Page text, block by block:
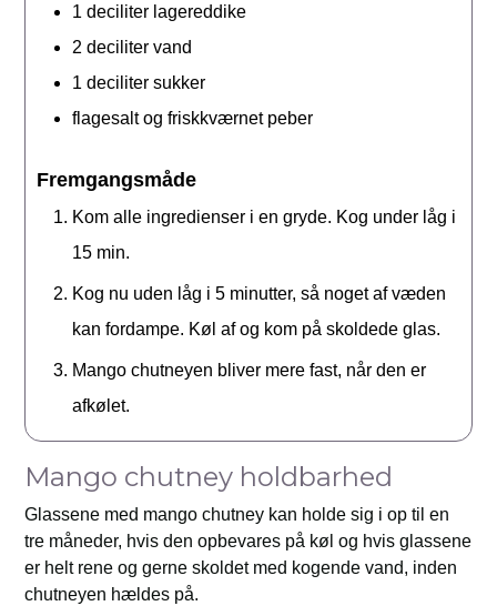
1 deciliter lagereddike
2 decilitervand
1 deciliter sukker
flagesalt og friskkværnet peber
Fremgangsmåde
Kom alle ingredienser i en gryde. Kog under låg i
15 min.
Kog nu uden låg i 5 minutter, så noget af væden
kan fordampe. Køl af og kom på skoldede glas.
Mango chutneyen bliver mere fast, når den er
afkølet.
Mango chutney holdbarhed
Glassene med mango chutney kan holde sig i op til en
tre måneder, hvis den opbevares på køl og hvis glassene
er helt rene og gerne skoldet med kogende vand, inden
chutneyen hældes på.